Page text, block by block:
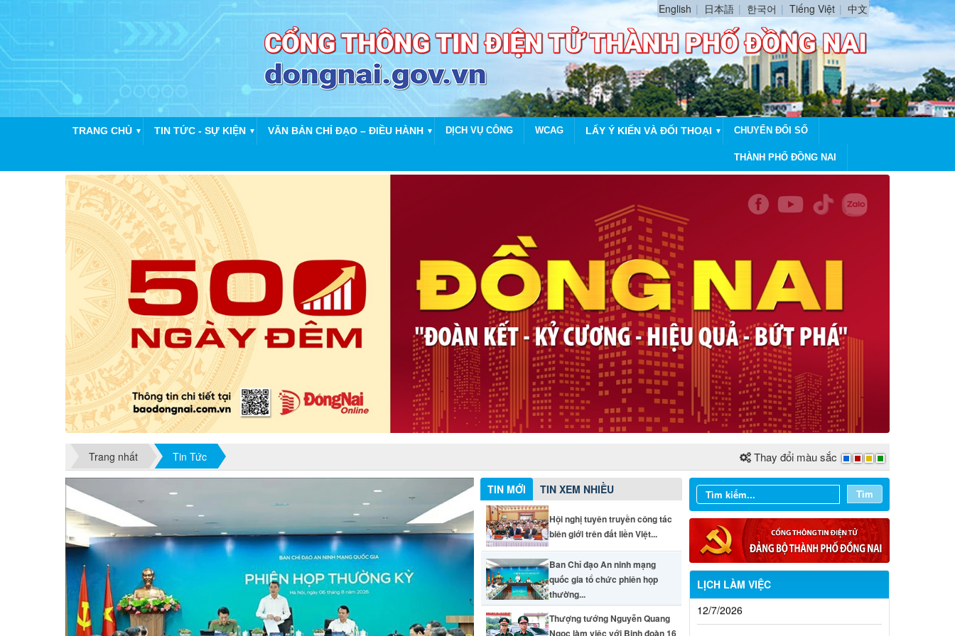
English 日本語 한국어 Tiếng Việt 中文
TRANG CHỦ ▼ TIN TỨC - SỰ KIỆN ▼ VĂN BẢN CHỈ ĐẠO – ĐIỀU HÀNH ▼ DỊCH VỤ CÔNG WCAG LẤY Ý KIẾN VÀ ĐỐI THOẠI ▼ CHUYỂN ĐỔI SỐ
THÀNH PHỐ ĐỒNG NAI
Trang nhất Tin Tức Thay đổi màu sắc
Tìm
LỊCH LÀM VIỆC
Từ ngày 03/8/2026 đến ngày
09/8/2026
TIN MỚI TIN XEM NHIỀU
Hội nghị tuyên truyền công tác
biên giới trên đất liền Việt...
Ban Chỉ đạo An ninh mạng
quốc gia tổ chức phiên họp
thường...
Thượng tướng Nguyễn Quang
Ngọc làm việc với Binh đoàn 16